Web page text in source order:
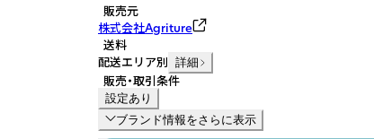
販売元
株式会社Agriture
送料
配送エリア別 詳細
販売・取引条件
設定あり
ブランド情報をさらに表示